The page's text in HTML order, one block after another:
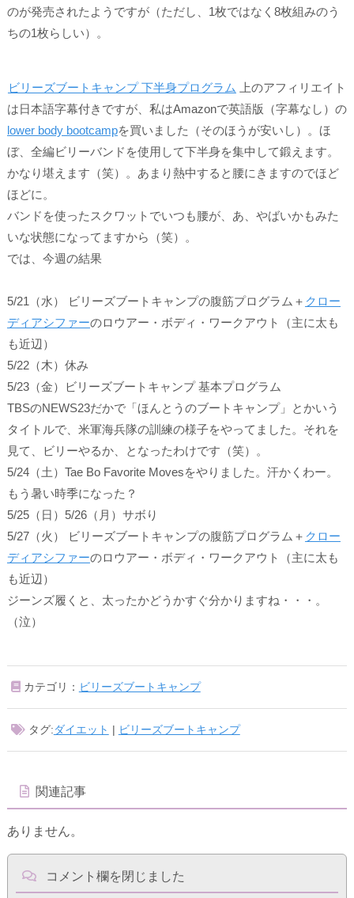
のが発売されたようですが（ただし、1枚ではなく8枚組みのう
ちの1枚らしい）。
ビリーズブートキャンプ 下半身プログラム
上のアフィリエイト
は日本語字幕付きですが、私はAmazonで英語版（字幕なし）の
lower body bootcampを買いました（そのほうが安いし）。ほ
ぼ、全編ビリーバンドを使用して下半身を集中して鍛えます。
かなり堪えます（笑）。あまり熱中すると腰にきますのでほど
ほどに。
バンドを使ったスクワットでいつも腰が、あ、やばいかもみた
いな状態になってますから（笑）。
では、今週の結果
5/21（水） ビリーズブートキャンプの腹筋プログラム＋ クロー
ディアシファーのロウアー・ボディ・ワークアウト（主に太も
も近辺）
5/22（木）休み
5/23（金）ビリーズブートキャンプ 基本プログラム
TBSのNEWS23だかで「ほんとうのブートキャンプ」とかいう
タイトルで、米軍海兵隊の訓練の様子をやってました。それを
見て、ビリーやるか、となったわけです（笑）。
5/24（土）Tae Bo Favorite Movesをやりました。汗かくわー。
もう暑い時季になった？
5/25（日）5/26（月）サボり
5/27（火） ビリーズブートキャンプの腹筋プログラム＋ クロー
ディアシファーのロウアー・ボディ・ワークアウト（主に太も
も近辺）
ジーンズ履くと、太ったかどうかすぐ分かりますね・・・。
（泣）
カテゴリ： ビリーズブートキャンプ
タグ:ダイエット | ビリーズブートキャンプ
関連記事
ありません。
コメント欄を閉じました